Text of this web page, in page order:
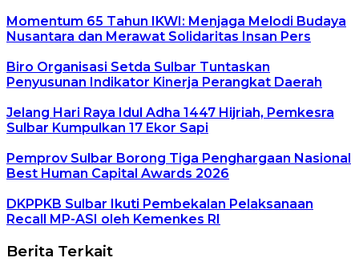
Momentum 65 Tahun IKWI: Menjaga Melodi Budaya
Nusantara dan Merawat Solidaritas Insan Pers
Biro Organisasi Setda Sulbar Tuntaskan
Penyusunan Indikator Kinerja Perangkat Daerah
Jelang Hari Raya Idul Adha 1447 Hijriah, Pemkesra
Sulbar Kumpulkan 17 Ekor Sapi
Pemprov Sulbar Borong Tiga Penghargaan Nasional
Best Human Capital Awards 2026
DKPPKB Sulbar Ikuti Pembekalan Pelaksanaan
Recall MP-ASI oleh Kemenkes RI
Berita Terkait